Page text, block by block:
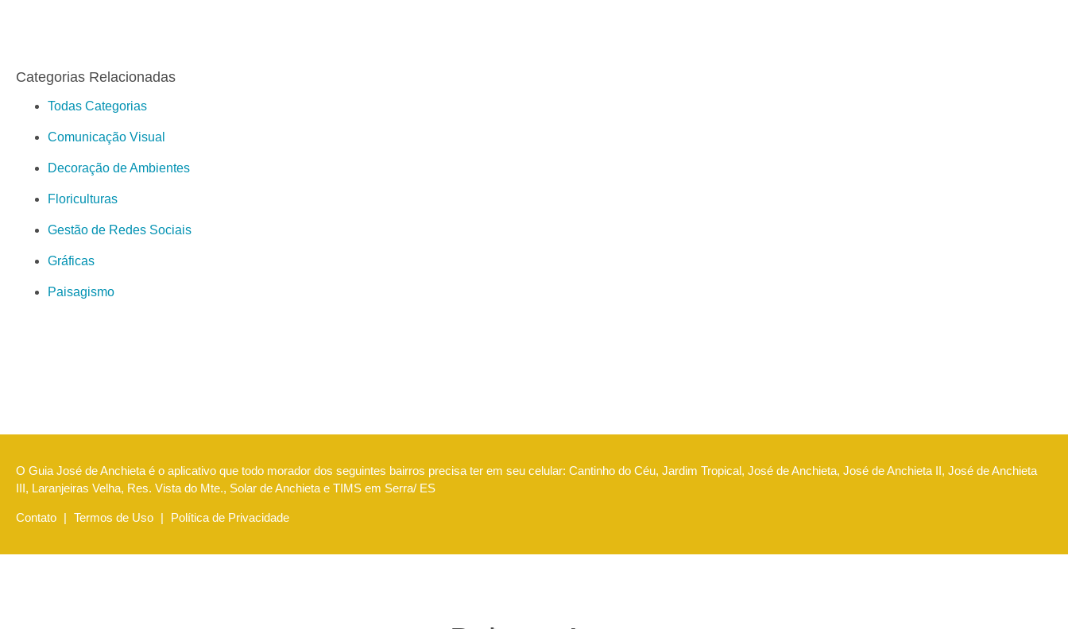
Categorias Relacionadas
Todas Categorias
Comunicação Visual
Decoração de Ambientes
Floriculturas
Gestão de Redes Sociais
Gráficas
Paisagismo
O Guia José de Anchieta é o aplicativo que todo morador dos seguintes bairros precisa ter em seu celular: Cantinho do Céu, Jardim Tropical, José de Anchieta, José de Anchieta II, José de Anchieta
III, Laranjeiras Velha, Res. Vista do Mte., Solar de Anchieta e TIMS em Serra/ ES
Contato | Termos de Uso | Política de Privacidade